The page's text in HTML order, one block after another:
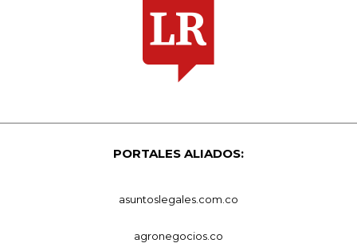
PORTALES ALIADOS:
asuntoslegales.com.co
agronegocios.co